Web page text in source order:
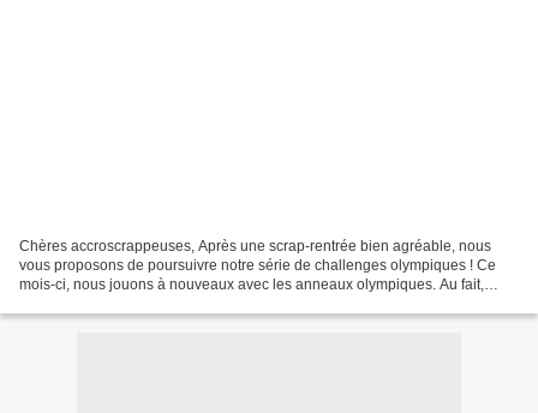
Chères accroscrappeuses, Après une scrap-rentrée bien agréable, nous
vous proposons de poursuivre notre série de challenges olympiques ! Ce
mois-ci, nous jouons à nouveaux avec les anneaux olympiques. Au fait,